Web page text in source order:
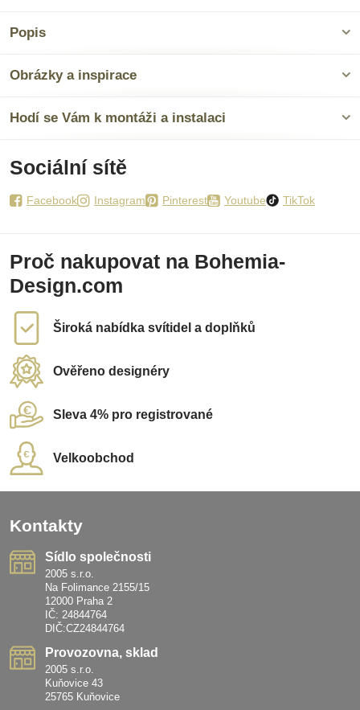
Popis
Obrázky a inspirace
Hodí se Vám k montáži a instalaci
Sociální sítě
Facebook Instagram Pinterest Youtube TikTok
Proč nakupovat na Bohemia-
Design.com
Široká nabídka svítidel a doplňků
Ověřeno designéry
Sleva 4% pro registrované
Velkoobchod
Kontakty
Sídlo společnosti
2005 s.r.o.
Na Folimance 2155/15
12000 Praha 2
IČ: 24844764
DIČ:CZ24844764
Provozovna, sklad
2005 s.r.o.
Kuňovice 43
25765 Kuňovice